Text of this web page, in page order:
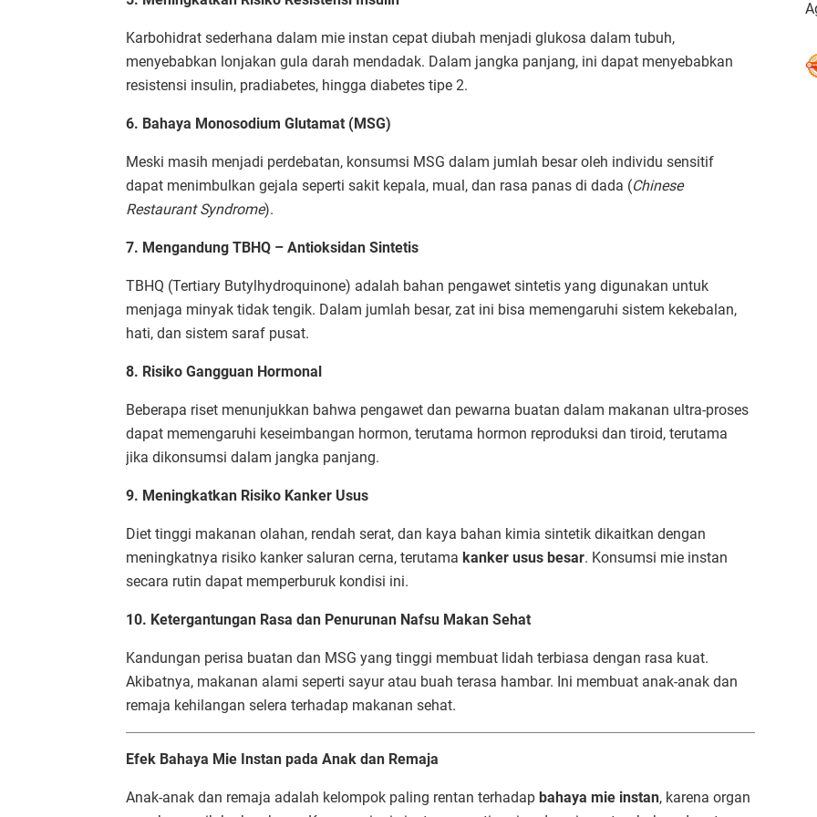
Karbohidrat sederhana dalam mie instan cepat diubah menjadi glukosa dalam tubuh,
menyebabkan lonjakan gula darah mendadak. Dalam jangka panjang, ini dapat menyebabkan
resistensi insulin, pradiabetes, hingga diabetes tipe 2.
6. Bahaya Monosodium Glutamat (MSG)
Meski masih menjadi perdebatan, konsumsi MSG dalam jumlah besar oleh individu sensitif
dapat menimbulkan gejala seperti sakit kepala, mual, dan rasa panas di dada (Chinese
Restaurant Syndrome).
7. Mengandung TBHQ – Antioksidan Sintetis
TBHQ (Tertiary Butylhydroquinone) adalah bahan pengawet sintetis yang digunakan untuk
menjaga minyak tidak tengik. Dalam jumlah besar, zat ini bisa memengaruhi sistem kekebalan,
hati, dan sistem saraf pusat.
8. Risiko Gangguan Hormonal
Beberapa riset menunjukkan bahwa pengawet dan pewarna buatan dalam makanan ultra-proses
dapat memengaruhi keseimbangan hormon, terutama hormon reproduksi dan tiroid, terutama
jika dikonsumsi dalam jangka panjang.
9. Meningkatkan Risiko Kanker Usus
Diet tinggi makanan olahan, rendah serat, dan kaya bahan kimia sintetik dikaitkan dengan
meningkatnya risiko kanker saluran cerna, terutama kanker usus besar. Konsumsi mie instan
secara rutin dapat memperburuk kondisi ini.
10. Ketergantungan Rasa dan Penurunan Nafsu Makan Sehat
Kandungan perisa buatan dan MSG yang tinggi membuat lidah terbiasa dengan rasa kuat.
Akibatnya, makanan alami seperti sayur atau buah terasa hambar. Ini membuat anak-anak dan
remaja kehilangan selera terhadap makanan sehat.
Efek Bahaya Mie Instan pada Anak dan Remaja
Anak-anak dan remaja adalah kelompok paling rentan terhadap bahaya mie instan, karena organ